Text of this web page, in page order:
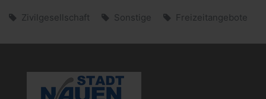
Zivilgesellschaft Sonstige Freizeitangebote